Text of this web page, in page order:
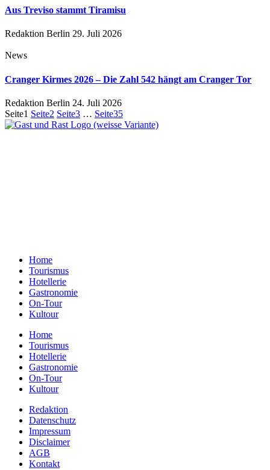
Aus Treviso stammt Tiramisu
Redaktion Berlin 29. Juli 2026
News
Cranger Kirmes 2026 – Die Zahl 542 hängt am Cranger Tor
Redaktion Berlin 24. Juli 2026
Seite1 Seite2 Seite3 … Seite35
Home
Tourismus
Hotellerie
Gastronomie
On-Tour
Kultour
Home
Tourismus
Hotellerie
Gastronomie
On-Tour
Kultour
Redaktion
Datenschutz
Impressum
Disclaimer
AGB
Kontakt